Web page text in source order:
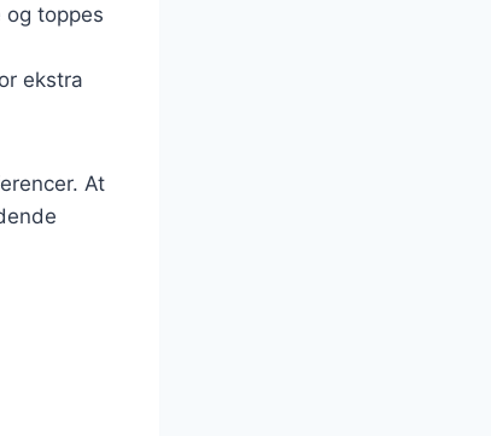
og toppes
ekstra
At